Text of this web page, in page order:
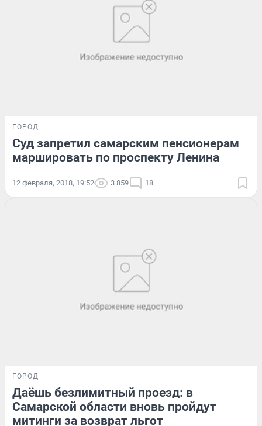
ГОРОД
Суд запретил самарским пенсионерам
маршировать по проспекту Ленина
12 февраля, 2018, 19:52 3 859 18
ГОРОД
Даёшь безлимитный проезд: в
Самарской области вновь пройдут
митинги за возврат льгот